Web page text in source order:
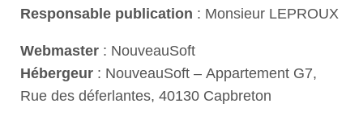
Responsable publication : Monsieur LEPROUX
Webmaster : NouveauSoft
Hébergeur : NouveauSoft – Appartement G7,
Rue des déferlantes, 40130 Capbreton